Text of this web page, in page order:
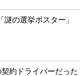
の選挙ポスター」
約ドライバーだった